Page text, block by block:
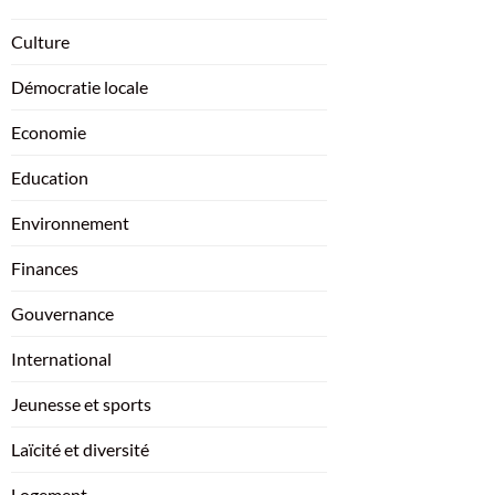
Culture
Démocratie locale
Economie
Education
Environnement
Finances
Gouvernance
International
Jeunesse et sports
Laïcité et diversité